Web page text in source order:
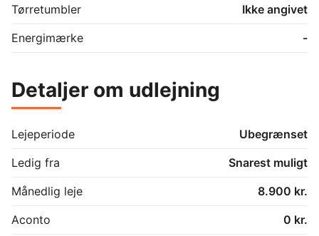
Der kan gives særskilt tilladelse til husdyr. Kontakt
Tørretumbler
Ikke angivet
Energimærke
-
Detaljer om udlejning
Lejeperiode
Ubegrænset
Ledig fra
Snarest muligt
Månedlig leje
8.900 kr.
Aconto
0 kr.